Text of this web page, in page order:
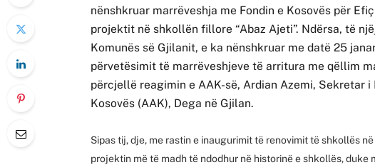
nënshkruar marrëveshja me Fondin e Kosovës për
projektit në shkollën fillore “Abaz Ajeti”. Ndërsa, të
Komunës së Gjilanit, e ka nënshkruar me datë 25
përvetësimit të marrëveshjeve të arritura me qëllim
përcjellë reagimin e AAK-së, Ardian Azemi, Sekretar
Kosovës (AAK), Dega në Gjilan.
Sipas tij, dje, me rastin e inaugurimit të renovimit të shkollës
projektin më të madh të ndodhur në historinë e shkollës,